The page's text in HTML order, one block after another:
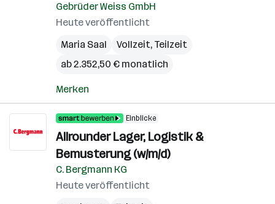
Gebrüder Weiss GmbH
Heute veröffentlicht
Maria Saal
Vollzeit, Teilzeit
ab 2.352,50 € monatlich
Merken
Einblicke
Allrounder Lager, Logistik &
Bemusterung (w/m/d)
C. Bergmann KG
Heute veröffentlicht